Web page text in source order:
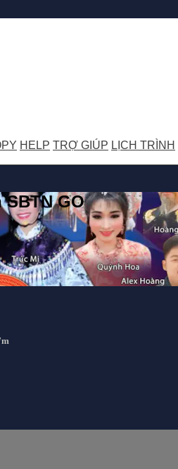
HELP TRỢ GIÚP LỊCH TRÌNH
GO